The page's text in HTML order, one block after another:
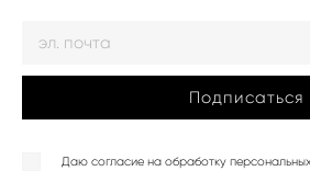
Подписаться
Даю согласие на обработку